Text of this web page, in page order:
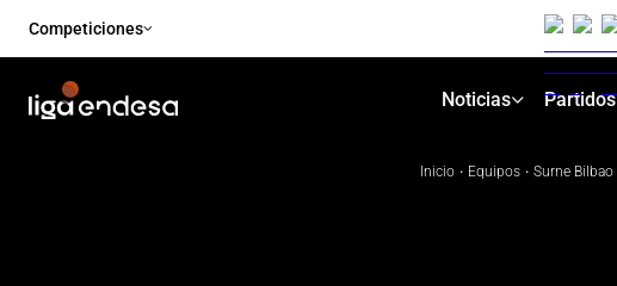
Competiciones
Noticias Partidos
Inicio · Equipos · Surne Bilbao